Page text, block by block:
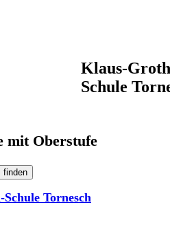
Klaus-
Schule
mit Oberstufe
Tornesch